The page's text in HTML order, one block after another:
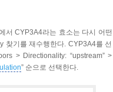
서 CYP3A4라는 효소는 다시 어떤
찾기를 재수행한다. CYP3A4를 선
> Directionality: “upstream” >
” 순으로 선택한다.